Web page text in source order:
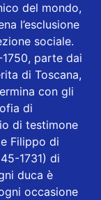
del mondo,
l’esclusione
sociale.
parte dai
di Toscana,
con gli
di
di testimone
Filippo di
1731) di
duca è
occasione